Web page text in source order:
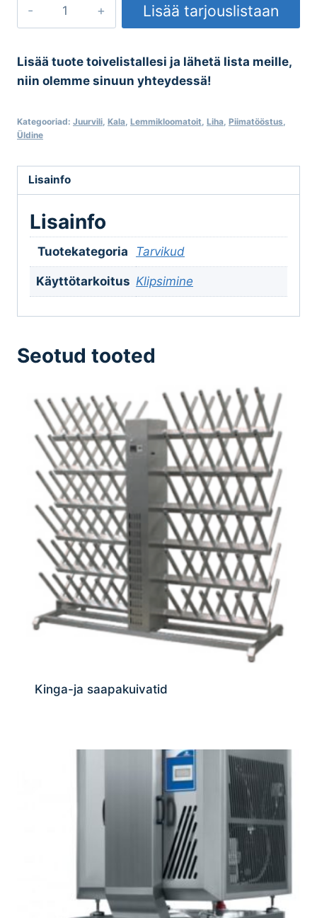
Lisää tarjouslistaan
Lisää tuote toivelistallesi ja lähetä lista meille,
niin olemme sinuun yhteydessä!
Kategooriad: Juurvili Kala Lemmikloomatoit Liha Piimatööstus
Üldine
Lisainfo
Lisainfo
Tuotekategoria Tarvikud
Käyttötarkoitus Klipsimine
Seotud tooted
Kinga-ja saapakuivatid